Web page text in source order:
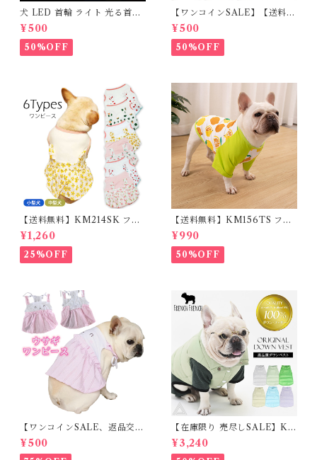
犬 LED 首輪 ライト 光る首輪
USB充電 生活防水 長さ調整可
能 首輪 犬用 ペット カラー ペ
ット用品 軽量 ドッグ用品 フレ
ンチブルドック 大型犬 中型犬
¥500
50%OFF
【ワンコインSALE】【送料無
料】KM503G クッションカバ
ー フレンチブルドッグ クリー
ム フレブル
¥500
50%OFF
【送料無料】KM214SK フレ
ブル 女の子 スカート ワンピー
ス夏 フリル 犬服 ドックウェア
¥1,260
25%OFF
【送料無料】KM156TS フレ
ブル Tシャツ フレンチブルド
ック レモン柄 犬服 ドックウェ
ア
¥990
50%OFF
【ワンコインSALE、返品交換
不可】KM171SK フレンチブ
ルドック 犬服 女の子 ピンク
¥500
【在庫限り 売尽しSALE】K
M952Tダウンベスト 100%ダ
ウン・フェザー 犬 犬服 ダウン
¥3,240